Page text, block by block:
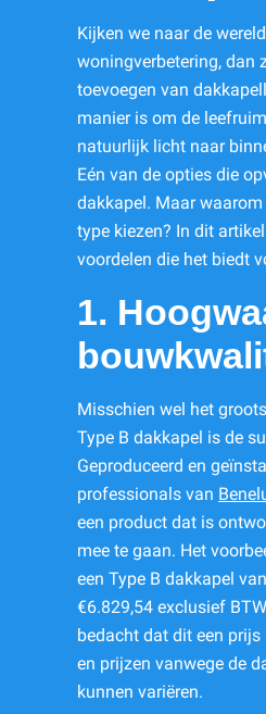
Kijken we naar de
woningverbetering, dan
toevoegen van
manier is om de
natuurlijk licht naar
Eén van de opties die
dakkapel. Maar
type kiezen? In dit
voordelen die het biedt
1.
Misschien wel het
Type B dakkapel is de
Geproduceerd en
professionals van
een product dat is
mee te gaan. Het
een Type B dakkapel
€6.829,54 exclusief
bedacht dat dit een
en prijzen vanwege de
kunnen variëren.